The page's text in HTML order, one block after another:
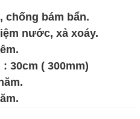
chống bám bẩn.
nước, xả xoáy.
30cm ( 300mm)